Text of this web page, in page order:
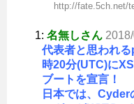
http://fate.5ch.net/
1: 名無しさん
代表者と思われ
時20分(UTC)に
ブートを宣言！
日本では、Cyder